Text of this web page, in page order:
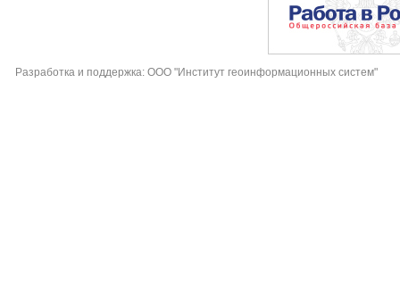
Разработка и поддержка: ООО "Институт геоинформационных систем"